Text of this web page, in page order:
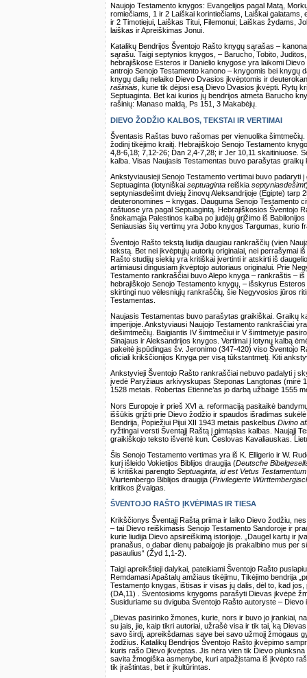
Naujojo Testamento knygos: Evangelijos pagal Matą,
romiečiams, 1 ir 2 Laiškai korintiečiams, Laiškai
ir 2 Timotiejui, Laiškas Titui, Filemonui; Laiškas žydams,
laiškas ir Apreiškimas Jonui.
Katalikų Bendrijos Šventojo Rašto knygų sąrašas –
sąrašu. Taigi septynios knygos, – Barucho, Tobito,
hebrajiškose Esteros ir Danielio knygose yra laikomi
antrojo Senojo Testamento kanono – knygomis bei knygų
knygų dalių nelaiko Dievo Dvasios įkvėptomis ir
rašiniais , kurie tik dėjosi esą Dievo Dvasios įkvėpti. Rytų
Septuaginta. Bet kai kurios jų bendrijos atmeta Barucho
rašinių: Manaso maldą, Ps 151, 3 Makabėjų.
DIEVO ŽODŽIO KALBOS, TEKSTAI IR VERTIMAI
Šventasis Raštas buvo rašomas per vienuolika
žodinį tikėjimo kraitį. Hebrajiškojo Senojo Testamento
4,8-6,18; 7,12-26; Dan 2,4-7,28; ir Jer 10,11 skaitiniuose.
kalba. Visas Naujasis Testamentas buvo parašytas graikų
Ankstyviausieji Senojo Testamento vertimai buvo padaryti
Septuaginta (lotyniškai septuaginta reiškia septyniasdešimt
septyniasdešimt dviejų žinovų Aleksandrijoje (Egipte) tarp
deuteronomines – knygas. Dauguma Senojo Testamento
raštuose yra pagal Septuagintą. Hebrajiškosios Šventojo
šnekamąja Palestinos kalba po judėjų grįžimo iš
Seniausias šių vertimų yra Jobo knygos Targumas, kurio
Šventojo Rašto tekstą liudija daugiau rankraščių (vien
tekstą. Bet nei įkvėptųjų autorių originalai, nei perrašymai
Rašto studijų siekių yra kritiškai įvertinti ir atskirti iš
artimiausi dingusiam įkvėptojo autoriaus originalui. Prie
Testamento rankraščiai buvo Alepo knyga – rankraštis –
hebrajiškojo Senojo Testamento knygų, – išskyrus
skirtingi nuo vėlesniųjų rankraščių, šie Negyvosios jūros
Testamentas.
Naujasis Testamentas buvo parašytas graikiškai. Graikų
imperijoje. Ankstyviausi Naujojo Testamento rankraščiai
dešimtmečių. Baigiantis IV šimtmečiui ir V šimtmetyje
Sinajaus ir Aleksandrijos knygos. Vertimai į lotynų kalbą
pakeitė įspūdingas šv. Jeronimo (347-420) viso Šventojo
oficiali krikščionijos Knyga per visą tūkstantmetį. Kiti
Ankstyvieji Šventojo Rašto rankraščiai nebuvo padalyti į
įvedė Paryžiaus arkivyskupas Steponas Langtonas (mirė
1528 metais. Robertas Etienne’as jo darbą užbaigė 1555
Nors Europoje ir prieš XVI a. reformaciją pasitaikė
iššūkis grįžti prie Dievo žodžio ir spaudos išradimas
Bendrija, Popiežiui Pijui XII 1943 metais paskelbus Divino
ryžtingai versti Šventąjį Raštą į gimtąsias kalbas. Naująjį
graikiškojo teksto išvertė kun. Česlovas Kavaliauskas.
Šis Senojo Testamento vertimas yra iš K. Elligerio ir W.
kurį išleido Vokietijos Biblijos draugija (Deutsche
iš kritiškai parengto Septuaginta, id est Vetus
Viurtembergo Biblijos draugija (Privilegierte
kritikos įžvalgas.
ŠVENTOJO RAŠTO ĮKVĖPIMAS IR TIESA
Krikščionys Šventąjį Raštą priima ir laiko Dievo žodžiu,
– tai Dievo reiškimasis Senojo Testamento Sandoroje ir
kurie liudija Dievo apsireiškimą istorijoje. „Daugel kartų ir
pranašus, o dabar dienų pabaigoje jis prakalbino mus per
pasaulius“ (Žyd 1,1-2).
Taigi apreikštieji dalykai, pateikiami Šventojo Rašto
Remdamasi Apaštalų amžiaus tikėjimu, Tikėjimo bendrija
Testamento knygas, ištisas ir visas jų dalis, dėl to, kad
(DA,11) . Šventosioms knygoms parašyti Dievas įkvėpė
Susiduriame su dviguba Šventojo Rašto autoryste –
„Dievas pasirinko žmones, kurie, nors ir buvo jo įrankiai,
su jais, jie, kaip tikri autoriai, užrašė visa ir tik tai, ką
savo širdį, apreikšdamas save bei savo užmojį žmogaus
žodžius. Katalikų Bendrijos Šventojo Rašto įkvėpimo
kuris rašo Dievo įkvėptas. Jis nėra vien tik Dievo
savita žmogiška asmenybe, kuri atpažįstama iš įkvėpto
tik įraštintas, bet ir įkultūrintas.